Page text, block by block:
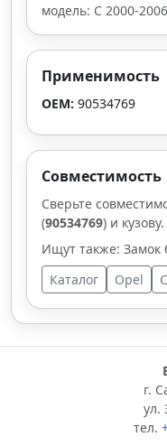
модель: C 2000-
Применимость
OEM: 90534769
Совместимость
Сверьте
(90534769) и кузову.
Ищут также: Замок
Каталог
Opel
г.
ул.
тел.